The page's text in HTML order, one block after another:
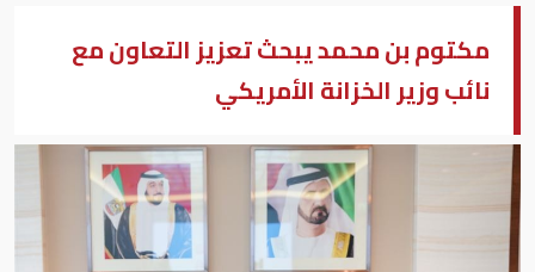
‎مكتوم بن محمد يبحث تعزيز التعاون مع
نائب وزير الخزانة الأمريكي